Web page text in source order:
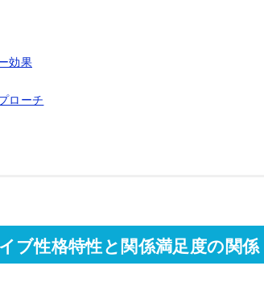
効果
ローチ
ブ性格特性と関係満足度の関係